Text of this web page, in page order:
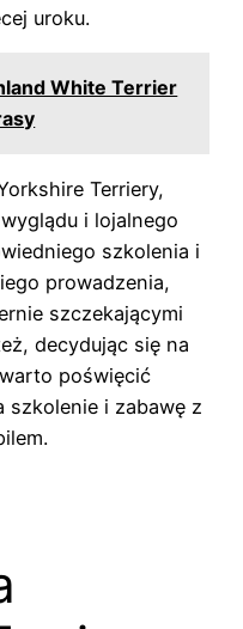
uroku.
White Terrier
Terriery,
i lojalnego
szkolenia i
prowadzenia,
szczekającymi
decydując się na
poświęcić
szkolenie i zabawę z